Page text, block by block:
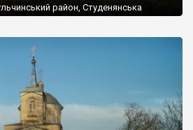
район, Студенянська
кам’яними хрестами. Всі епітафії, які
церковнослов’янською
ознаками – цвинтар
19 століттям. У 1924-1940